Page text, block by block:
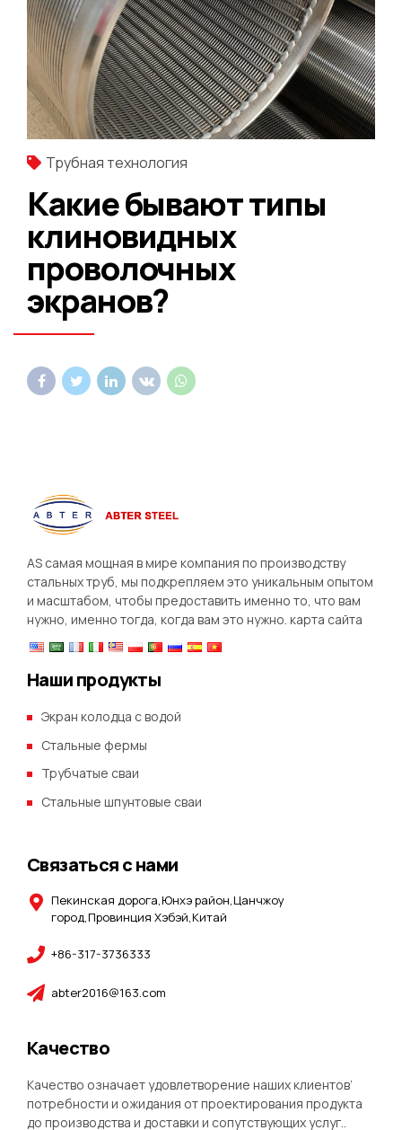
Трубная технология
Какие бывают типы
клиновидных
проволочных
экранов?
AS самая мощная в мире компания по производству
стальных труб, мы подкрепляем это уникальным опытом
и масштабом, чтобы предоставить именно то, что вам
нужно, именно тогда, когда вам это нужно. карта сайта
Наши продукты
Экран колодца с водой
Стальные фермы
Трубчатые сваи
Стальные шпунтовые сваи
Связаться с нами
Пекинская дорога,Юнхэ район,Цанчжоу
город,Провинция Хэбэй,Китай
+86-317-3736333
abter2016@163.com
Качество
Качество означает удовлетворение наших клиентов’
потребности и ожидания от проектирования продукта
до производства и доставки и сопутствующих услуг..